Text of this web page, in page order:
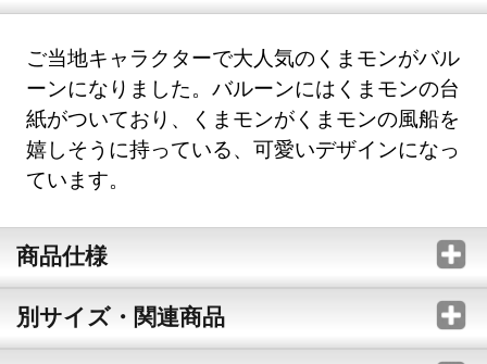
ご当地キャラクターで大人気のくまモンがバル
ーンになりました。バルーンにはくまモンの台
紙がついており、くまモンがくまモンの風船を
嬉しそうに持っている、可愛いデザインになっ
ています。
商品仕様
別サイズ・関連商品